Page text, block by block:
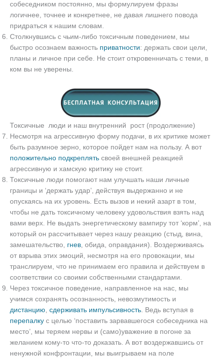
собеседником постоянно, мы формулируем фразы
логичнее, точнее и конкретнее, не давая лишнего повода
придраться к нашим словам.
Столкнувшись с чьим-либо токсичным поведением, мы
быстро осознаем важность приватности: держать свои цели,
планы и личное при себе. Не стоит откровенничать с теми, в
ком вы не уверены.
Токсичные люди и наш внутренний рост (продолжение)
Несмотря на агрессивную форму подачи, в их критике может
быть разумное зерно, которое пойдет нам на пользу. А вот
положительно подкреплять своей внешней реакцией
агрессивную и хамскую критику не стоит.
Токсичные люди помогают нам улучшать наши личные
границы и ‘держать удар’, действуя выдержанно и не
опускаясь на их уровень. Есть вызов и некий азарт в том,
чтобы не дать токсичному человеку удовольствия взять над
вами верх. Не выдать энергетическому вампиру тот ‘корм’, на
который он рассчитывает через нашу реакцию (стыд, вина,
замешательство, гнев , обида, оправдания). Воздерживаясь
от взрыва этих эмоций, несмотря на его провокации, мы
транслируем, что не принимаем его правила и действуем в
соответствии со своими собственными стандартами.
Через токсичное поведение, направленное на нас, мы
учимся сохранять осознанность, невозмутимость и
дистанцию сдерживать импульсивность . Ведь вступая в
перепалку с целью ‘поставить зарвавшегося собеседника на
место’, мы теряем нервы и (само)уважение в погоне за
желанием кому-то что-то доказать. А вот воздержавшись от
ненужной конфронтации, мы выигрываем на поле